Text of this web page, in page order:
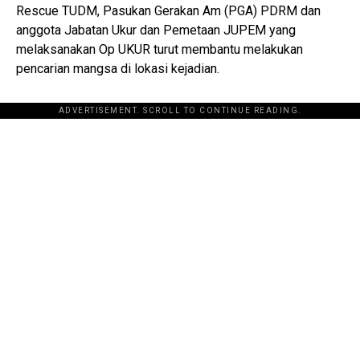
Rescue TUDM, Pasukan Gerakan Am (PGA) PDRM dan
anggota Jabatan Ukur dan Pemetaan JUPEM yang
melaksanakan Op UKUR turut membantu melakukan
pencarian mangsa di lokasi kejadian.
ADVERTISEMENT. SCROLL TO CONTINUE READING.